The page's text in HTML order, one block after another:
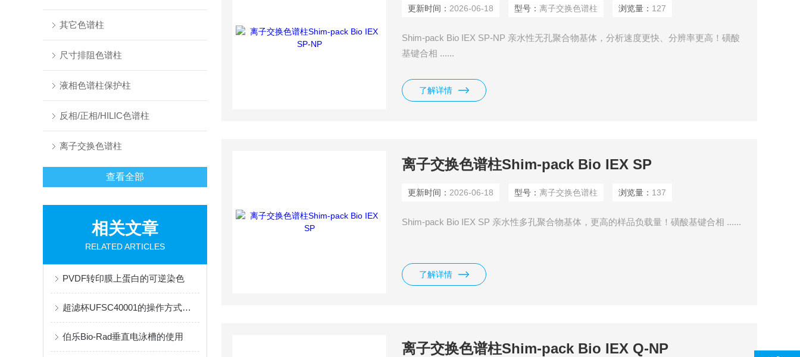
其它色谱柱
尺寸排阻色谱柱
液相色谱柱保护柱
反相/正相/HILIC色谱柱
离子交换色谱柱
查看全部
相关文章
RELATED ARTICLES
PVDF转印膜上蛋白的可逆染色
超滤杯UFSC40001的操作方式具体是怎样的？
伯乐Bio-Rad垂直电泳槽的使用
更新时间： 2026-06-18 型号：离子交换色谱柱 浏览量： 127
Shim-pack Bio IEX SP-NP 亲水性无孔聚合物基体，分析速度更快、分辨率更高！磺酸
基键合相 ......
了解详情
离子交换色谱柱Shim-pack Bio IEX SP
更新时间： 2026-06-18 型号：离子交换色谱柱 浏览量： 137
Shim-pack Bio IEX SP 亲水性多孔聚合物基体，更高的样品负载量！磺酸基键合相 ......
了解详情
离子交换色谱柱Shim-pack Bio IEX Q-NP